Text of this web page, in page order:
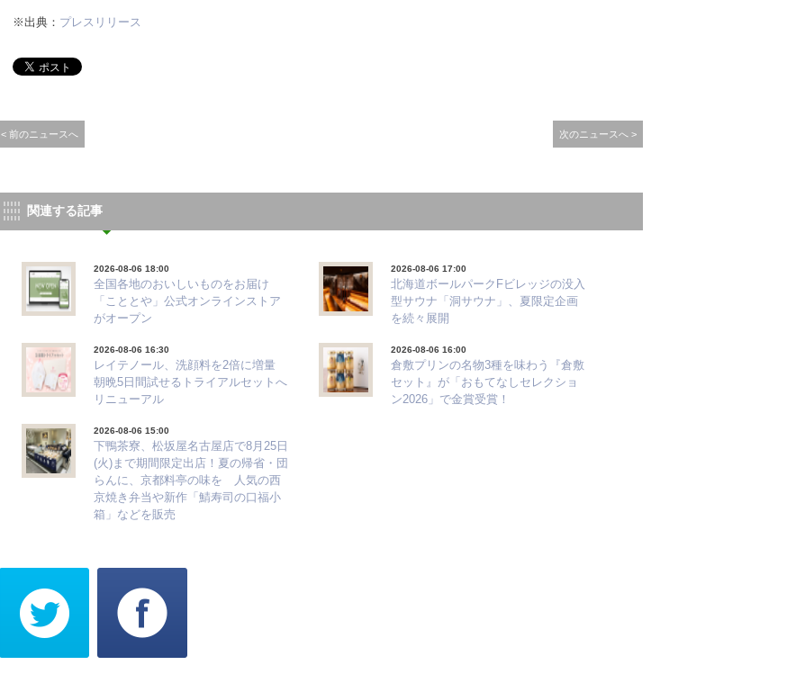
※出典： プレスリリース
< 前のニュースへ 次のニュースへ >
関連する記事
2026-08-06 18:00
全国各地のおいしいものをお届け
「こととや」公式オンラインストア
がオープン
2026-08-06 17:00
北海道ボールパークFビレッジの没入
型サウナ「洞サウナ」、夏限定企画
を続々展開
2026-08-06 16:30
レイテノール、洗顔料を2倍に増量
朝晩5日間試せるトライアルセットへ
リニューアル
2026-08-06 16:00
倉敷プリンの名物3種を味わう『倉敷
セット』が「おもてなしセレクショ
ン2026」で金賞受賞！
2026-08-06 15:00
下鴨茶寮、松坂屋名古屋店で8月25日
(火)まで期間限定出店！夏の帰省・団
らんに、京都料亭の味を 人気の西
京焼き弁当や新作「鯖寿司の口福小
箱」などを販売